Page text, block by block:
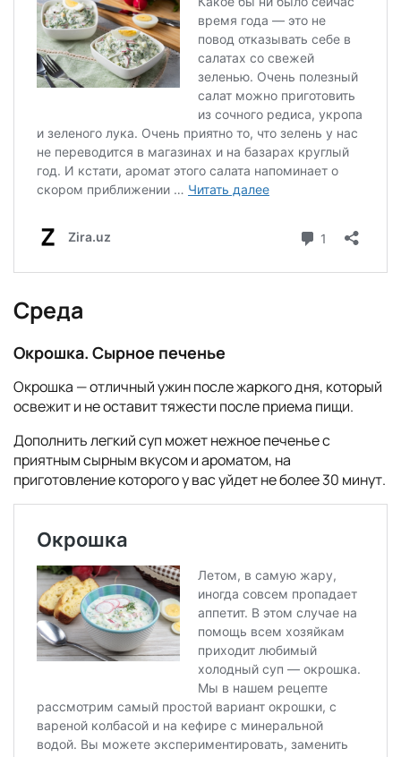
Среда
Окрошка. Сырное печенье
Окрошка — отличный ужин после жаркого дня, который
освежит и не оставит тяжести после приема пищи.
Дополнить легкий суп может нежное печенье с
приятным сырным вкусом и ароматом, на
приготовление которого у вас уйдет не более 30 минут.